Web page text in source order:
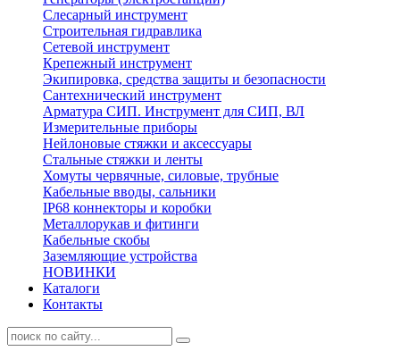
Слесарный инструмент
Строительная гидравлика
Сетевой инструмент
Крепежный инструмент
Экипировка, средства защиты и безопасности
Сантехнический инструмент
Арматура СИП. Инструмент для СИП, ВЛ
Измерительные приборы
Нейлоновые стяжки и аксессуары
Стальные стяжки и ленты
Хомуты червячные, силовые, трубные
Кабельные вводы, сальники
IP68 коннекторы и коробки
Металлорукав и фитинги
Кабельные скобы
Заземляющие устройства
НОВИНКИ
Каталоги
Контакты